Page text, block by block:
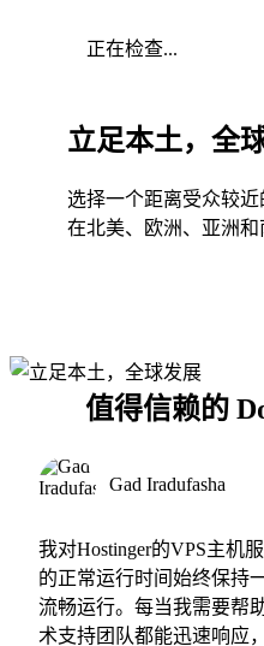
正在检查...
立足本土，全
选择一个距离受众较
在北美、欧洲、亚洲和
值得信赖的
Gad Iradufasha
我对Hostinger的VPS主机
的正常运行时间始终保持
流畅运行。每当我需要帮
术支持团队都能迅速响应